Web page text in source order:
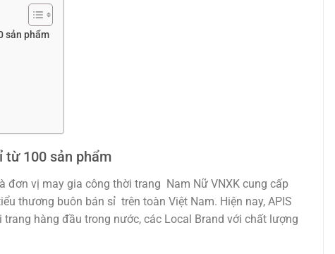
sản phẩm
từ 100 sản phẩm
đơn vị may gia công thời trang Nam Nữ VNXK cung cấp
thương buôn bán sỉ trên toàn Việt Nam. Hiện nay, APIS
hàng đầu trong nước, các Local Brand với chất lượng